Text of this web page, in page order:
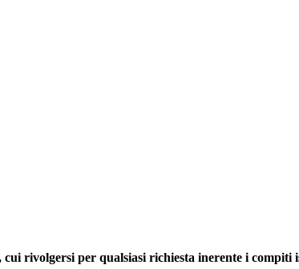
rivolgersi per qualsiasi richiesta inerente i compiti